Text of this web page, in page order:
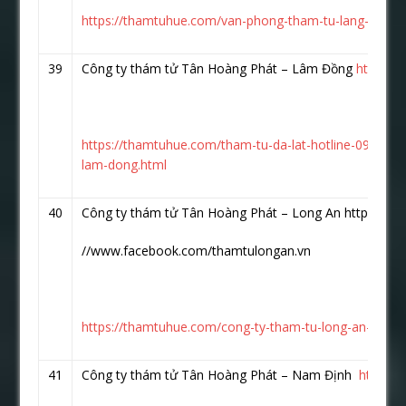
https://thamtuhue.com/van-phong-tham-tu-lang-
39 Công ty thám tử Tân Hoàng Phát – Lâm Đồnghttps://
https://thamtuhue.com/tham-tu-da-lat-hotline-093-
lam-dong.html
40 Công ty thám tử Tân Hoàng Phát – Long An https:
//www.facebook.com/thamtulongan.vn
https://thamtuhue.com/cong-ty-tham-tu-long-an-uy-
41 Công ty thám tử Tân Hoàng Phát – Nam Địnhhttps://